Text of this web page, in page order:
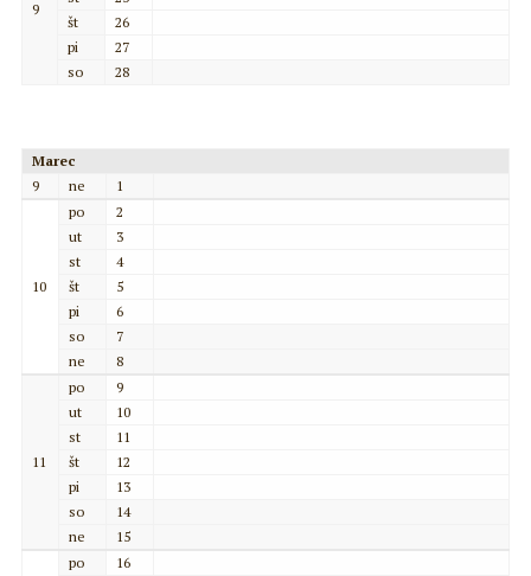
9
št
26
pi
27
so
28
Marec
9
ne 1
10
po
2
ut
3
st
4
št
5
pi
6
so
7
ne
8
11
po
9
ut
10
st
11
št
12
pi
13
so
14
ne
15
po
16